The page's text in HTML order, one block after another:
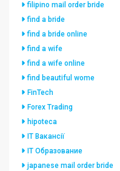
filipino mail order bride
find a bride
find a bride online
find a wife
find a wife online
find beautiful wome
FinTech
Forex Trading
hipoteca
IT Вакансії
IT Образование
japanese mail order bride